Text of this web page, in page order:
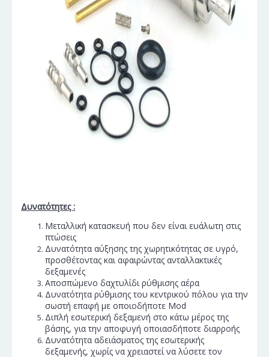
Δυνατότητες :
Μεταλλική κατασκευή που δεν είναι ευάλωτη στις
πτώσεις
Δυνατότητα αύξησης της χωρητικότητας σε υγρό,
προσθέτοντας και αφαιρώντας ανταλλακτικές
δεξαμενές
Αποσπώμενο δαχτυλίδι ρύθμισης αέρα
Δυνατότητα ρύθμισης του κεντρικού πόλου για την
σωστή επαφή με οποιοδήποτε Mod
Διπλή εσωτερική δεξαμενή στο κάτω μέρος της
βάσης, για την αποφυγή οποιασδήποτε διαρροής
Δυνατότητα αδειάσματος της εσωτερικής
δεξαμενής, χωρίς να χρειαστεί να λύσετε τον